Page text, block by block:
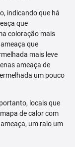
indicando que há
que
coloração mais
que
mais leve
ameaça de
um pouco
locais que
de calor com
um raio um